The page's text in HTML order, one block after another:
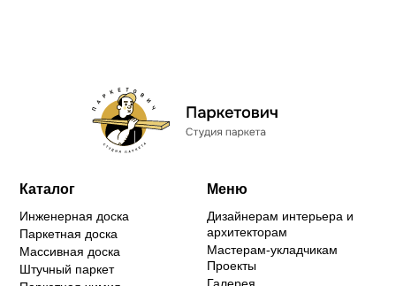
Каталог
Инженерная доска
Паркетная доска
Массивная доска
Штучный паркет
Меню
Дизайнерам интерьера и
архитекторам
Мастерам-укладчикам
Проекты